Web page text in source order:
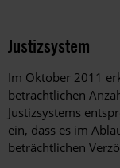
Justizsystem
Im Oktober 2011
beträchtlichen
Justizsystems
ein, dass es im
beträchtlichen